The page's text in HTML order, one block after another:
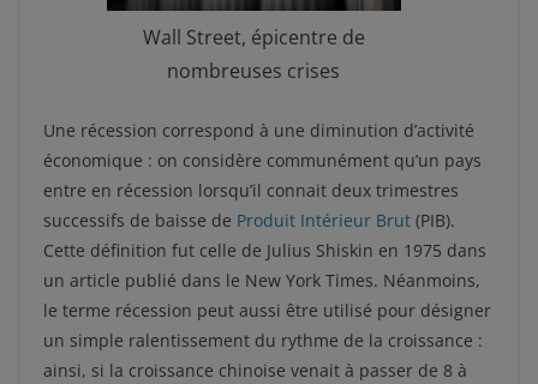
Wall Street, épicentre de
nombreuses crises
Une récession correspond à une diminution d’activité
économique : on considère communément qu’un pays
entre en récession lorsqu’il connait deux trimestres
successifs de baisse de Produit Intérieur Brut (PIB).
Cette définition fut celle de Julius Shiskin en 1975 dans
un article publié dans le New York Times. Néanmoins,
le terme récession peut aussi être utilisé pour désigner
un simple ralentissement du rythme de la croissance :
ainsi, si la croissance chinoise venait à passer de 8 à